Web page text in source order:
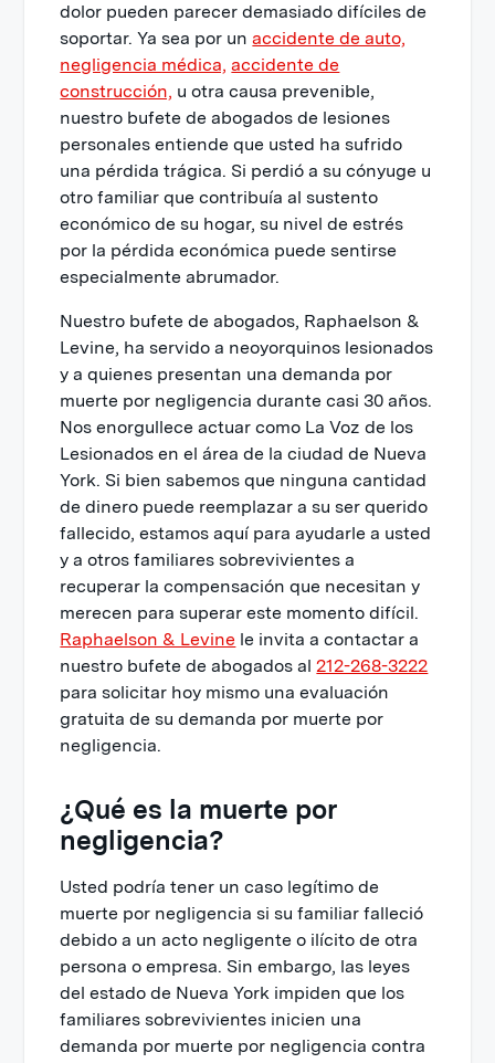
dolor pueden parecer demasiado difíciles de
soportar. Ya sea por unaccidente de auto,
negligencia médica, accidente de
construcción, u otra causa prevenible,
nuestro bufete de abogados de lesiones
personales entiende que usted ha sufrido
una pérdida trágica. Si perdió a su cónyuge u
otro familiar que contribuía al sustento
económico de su hogar, su nivel de estrés
por la pérdida económica puede sentirse
especialmente abrumador.
Nuestro bufete de abogados, Raphaelson &
Levine, ha servido a neoyorquinos lesionados
y a quienes presentan una demanda por
muerte por negligencia durante casi 30 años.
Nos enorgullece actuar como La Voz de los
Lesionados en el área de la ciudad de Nueva
York. Si bien sabemos que ninguna cantidad
de dinero puede reemplazar a su ser querido
fallecido, estamos aquí para ayudarle a usted
y a otros familiares sobrevivientes a
recuperar la compensación que necesitan y
merecen para superar este momento difícil.
Raphaelson & Levine le invita a contactar a
nuestro bufete de abogados al212-268-3222
para solicitar hoy mismo una evaluación
gratuita de su demanda por muerte por
negligencia.
¿Qué es la muerte por
negligencia?
Usted podría tener un caso legítimo de
muerte por negligencia si su familiar falleció
debido a un acto negligente o ilícito de otra
persona o empresa. Sin embargo, las leyes
del estado de Nueva York impiden que los
familiares sobrevivientes inicien una
demanda por muerte por negligencia contra